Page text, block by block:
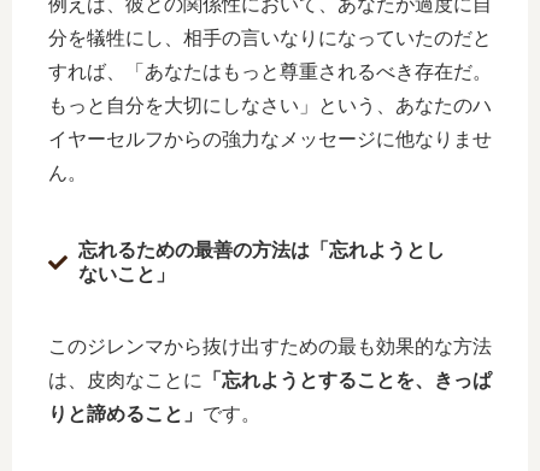
分を犠牲にし、相手の言いなりになっていたのだと
すれば、「あなたはもっと尊重されるべき存在だ。
もっと自分を大切にしなさい」という、あなたのハ
イヤーセルフからの強力なメッセージに他なりませ
ん。
忘れるための最善の方法は「忘れようとし
ないこと」
このジレンマから抜け出すための最も効果的な方法
は、皮肉なことに
「忘れようとすることを、きっぱ
りと諦めること」 です。